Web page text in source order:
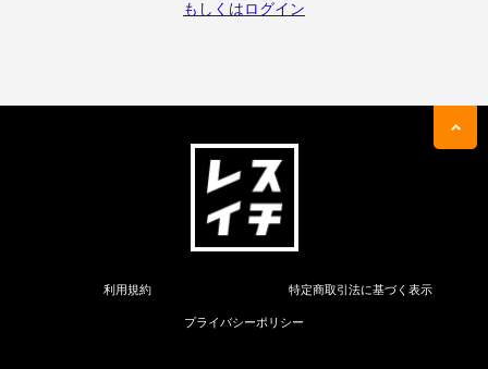
もしくはログイン
利用規約 特定商取引法に基づく表示
プライバシーポリシー